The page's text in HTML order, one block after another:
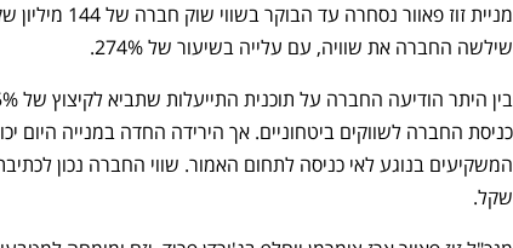
שילשה החברה את שוויה, עם עלייה בשיעור של 274%.
שקל.